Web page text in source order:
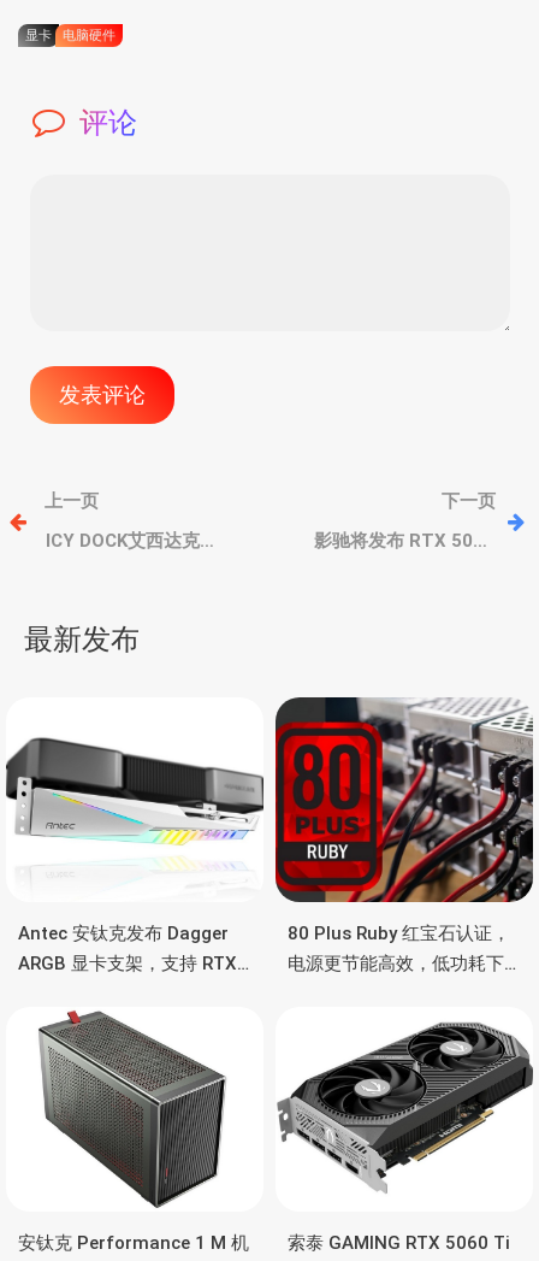
显卡 电脑硬件
评论
文
章
航
上一页
ICY DOCK艾西达克
装双 M.2 SSD
下一页
影驰将发布 RTX 5090
最新发布
Antec 安钛克发布 Dagger
ARGB 显卡支架，支持 RTX
彩灯效
80 Plus Ruby 红宝石认证，
电源更节能高效，低功耗下
安钛克 Performance 1 M 机
索泰 GAMING RTX 5060 Ti